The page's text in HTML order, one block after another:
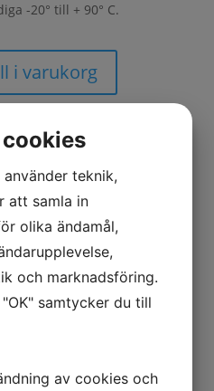
-20° till + 90° C.
i varukorg
Förvaringsbackar
teknik,
att samla in
olika ändamål,
och marknadsföring.
samtycker du till
av cookies och